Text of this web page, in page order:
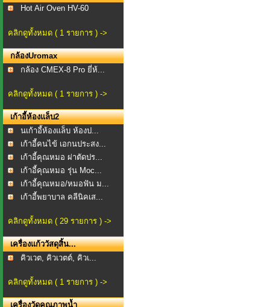
Hot Air Oven HV-60
คลิกดูทั้งหมด ( 1 รายการ ) ->
กล้องUromax
กล้อง CMEX-8 Pro ยี่ห้...
คลิกดูทั้งหมด ( 1 รายการ ) ->
เก้าอี้ห้องแล็บ2
นเก้าอี้ห้องแล็บ ห้องป...
เก้าอี้คนไข้ เอกนประสง...
เก้าอี้คุณหมอ ผ่าตัดปร...
เก้าอี้คุณหมอ รุ่น Moc...
เก้าอี้คุณหมอ/หมอฟัน ม...
เก้าอี้พยาบาล คลีนิคเส...
คลิกดูทั้งหมด ( 29 รายการ ) ->
เครื่องแก้ววัสดุสิ้น...
คิวเวต, คิวเวตต์, คิวเ...
คลิกดูทั้งหมด ( 1 รายการ ) ->
เครื่องวัดคุณภาพน้ำ